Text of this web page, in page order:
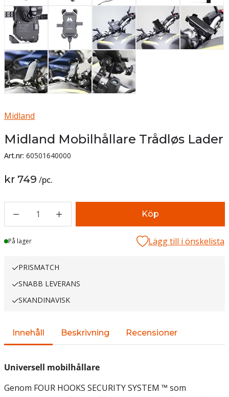
Midland
Midland Mobilhållare Trådløs Lader
Art.nr: 60501640000
kr 749 /pc.
1 Köp
Lager
På lager Lägg till i önskelista
PRISMATCH
SNABB LEVERANS
SKANDINAVISK
Innehåll Beskrivning Recensioner
Universell mobilhållare
Genom FOUR HOOKS SECURITY SYSTEM ™ som